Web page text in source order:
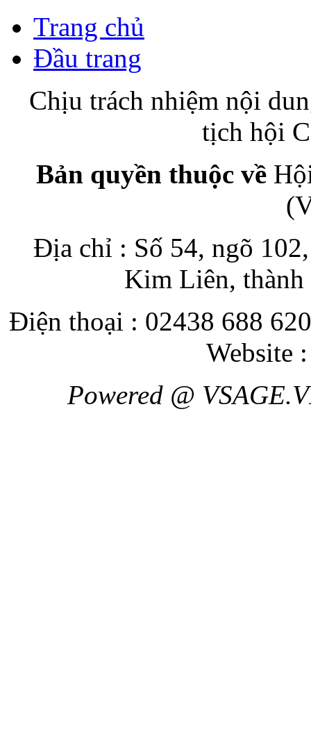
Trang chủ
Đầu trang
Chịu trách nhiệm nội
tịch hội
Bản quyền thuộc về
Địa chỉ : Số 54, ngõ
Kim Liên,
Điện thoại : 02438 688
Website
Powered @